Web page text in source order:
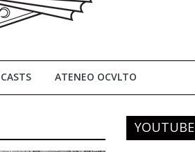
ATENEO OCVLTO
YOUTUBE